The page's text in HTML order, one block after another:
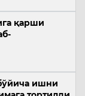
қарши
ишни